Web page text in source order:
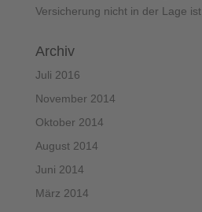
Versicherung nicht in der Lage ist
Archiv
Juli 2016
November 2014
Oktober 2014
August 2014
Juni 2014
März 2014